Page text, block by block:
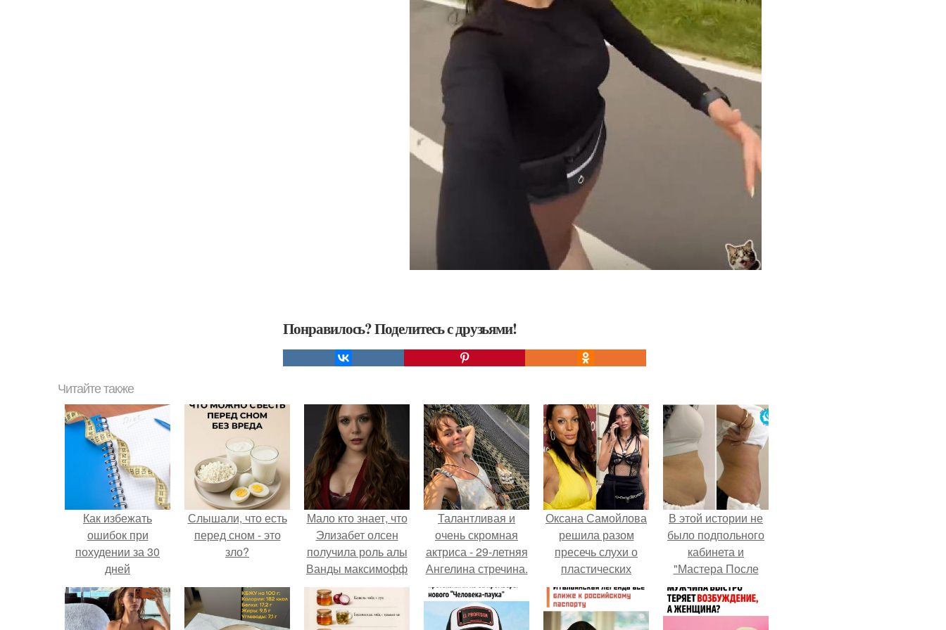
Понравилось? Поделитесь с друзьями!
Читайте также
Как избежать
ошибок при
похудении за 30
дней
Слышали, что есть
перед сном - это
зло?
Мало кто знает, что
Элизабет олсен
получила роль алы
Ванды максимофф
не сразу.
Талантливая и
очень скромная
актриса - 29-летняя
Ангелина стречина.
Оксана Самойлова
решила разом
пресечь слухи о
пластических
операциях и
публично
прояснила
В этой истории не
было подпольного
кабинета и
"Мастера После
Двухнедельных
Курсов".